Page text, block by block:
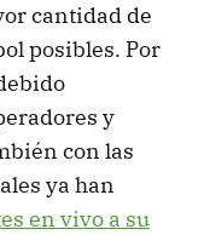
cantidad de
posibles. Por
y
con las
ya han
en vivo a su